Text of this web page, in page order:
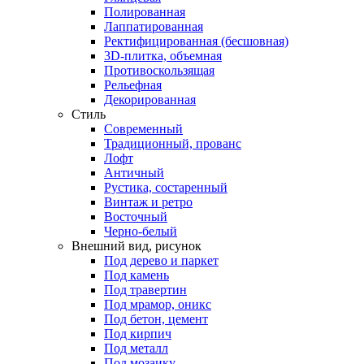
Полированная
Лаппатированная
Ректифицированная (бесшовная)
3D-плитка, объемная
Противоскользящая
Рельефная
Декорированная
Стиль
Современный
Традиционный, прованс
Лофт
Античный
Рустика, состаренный
Винтаж и ретро
Восточный
Черно-белый
Внешний вид, рисунок
Под дерево и паркет
Под камень
Под травертин
Под мрамор, оникс
Под бетон, цемент
Под кирпич
Под металл